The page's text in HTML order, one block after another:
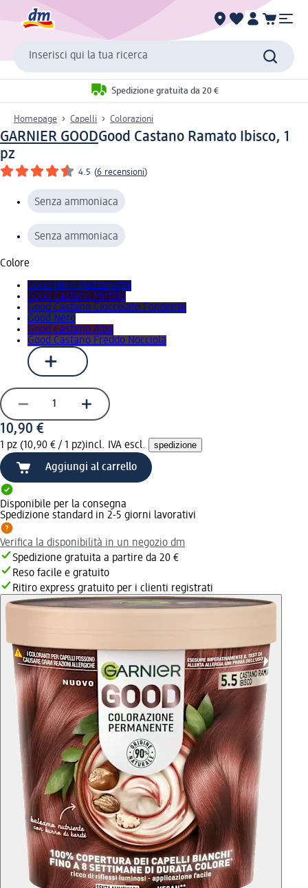
Inserisci qui la tua ricerca
Spedizione gratuita da 20 €
Homepage Capelli Colorazioni
GARNIER GOODGood Castano Ramato Ibisco, 1
pz
4.5 (6 recensioni)
Senza ammoniaca
Senza ammoniaca
Colore
Good Nero Mezzanotte
Good Castano Mirtillo
Good Castano Cioccolato Fondente
Good Nero
Good Castano Alba
Good Castano Freddo Nocciola
10,90 €
1 pz (10,90 € / 1 pz)incl. IVA escl. spedizione
Aggiungi al carrello
Disponibile per la consegna
Spedizione standard in 2-5 giorni lavorativi
Verifica la disponibilità in un negozio dm
Spedizione gratuita a partire da 20 €
Reso facile e gratuito
Ritiro express gratuito per i clienti registrati